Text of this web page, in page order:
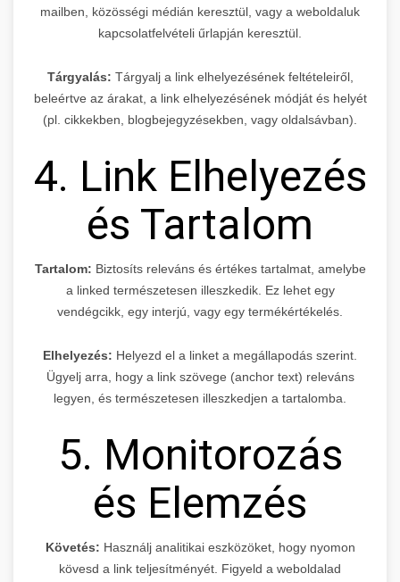
mailben, közösségi médián keresztül, vagy a weboldaluk
kapcsolatfelvételi űrlapján keresztül.
Tárgyalás: Tárgyalj a link elhelyezésének feltételeiről,
beleértve az árakat, a link elhelyezésének módját és helyét
(pl. cikkekben, blogbejegyzésekben, vagy oldalsávban).
4. Link Elhelyezés
és Tartalom
Tartalom: Biztosíts releváns és értékes tartalmat, amelybe
a linked természetesen illeszkedik. Ez lehet egy
vendégcikk, egy interjú, vagy egy termékértékelés.
Elhelyezés: Helyezd el a linket a megállapodás szerint.
Ügyelj arra, hogy a link szövege (anchor text) releváns
legyen, és természetesen illeszkedjen a tartalomba.
5. Monitorozás
és Elemzés
Követés: Használj analitikai eszközöket, hogy nyomon
kövesd a link teljesítményét. Figyeld a weboldalad